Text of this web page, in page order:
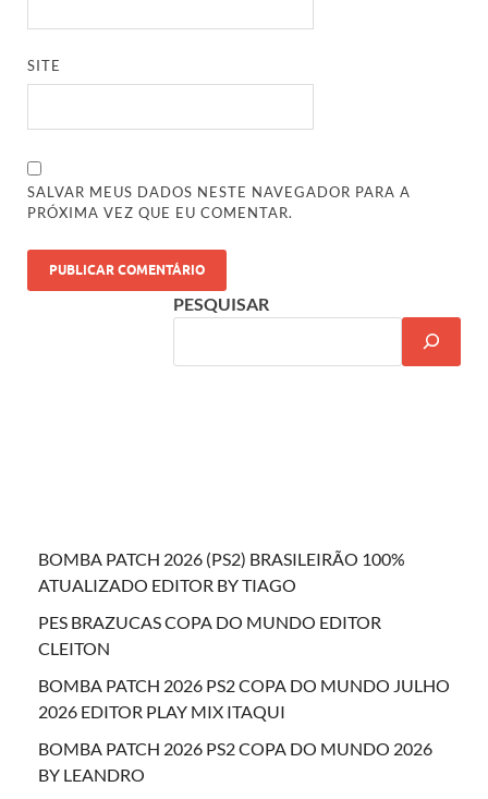
SITE
SALVAR MEUS DADOS NESTE NAVEGADOR PARA A
PRÓXIMA VEZ QUE EU COMENTAR.
PESQUISAR
BOMBA PATCH 2026 (PS2) BRASILEIRÃO 100%
ATUALIZADO EDITOR BY TIAGO
PES BRAZUCAS COPA DO MUNDO EDITOR
CLEITON
BOMBA PATCH 2026 PS2 COPA DO MUNDO JULHO
2026 EDITOR PLAY MIX ITAQUI
BOMBA PATCH 2026 PS2 COPA DO MUNDO 2026
BY LEANDRO